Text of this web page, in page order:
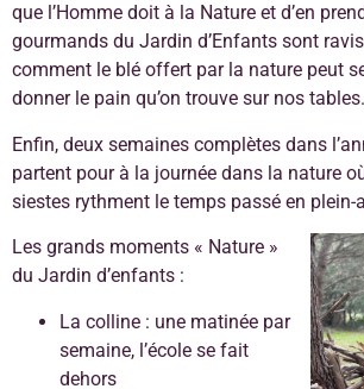
que l’Homme doit à la Nature et d’en
gourmands du Jardin d’Enfants sont
comment le blé offert par la nature peut
donner le pain qu’on trouve sur nos tables.
Enfin, deux semaines complètes dans
partent pour à la journée dans la nature
siestes rythment le temps passé en plein-
Les grands moments « Nature »
du Jardin d’enfants :
La colline : une matinée par
semaine, l’école se fait
dehors